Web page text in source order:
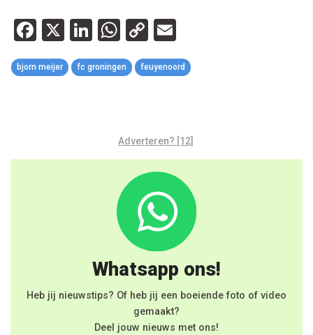
Facebook
X LinkedIn
WhatsApp
Copy
Link
bjorn meijer fc groningen feuyenoord
Adverteren? [12]
Whatsapp ons!
Heb jij nieuwstips? Of heb jij een boeiende foto of video
gemaakt?
Deel jouw nieuws met ons!